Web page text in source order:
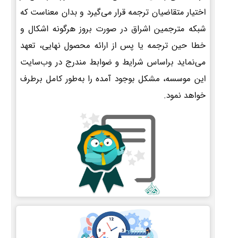
اختیار متقاضیان ترجمه قرار می‌گیرد و بدان معناست که
شبکه مترجمین اشراق در صورت بروز هرگونه اشکال و
خطا حین ترجمه یا پس از ارائه محصول نهایی، تعهد
می‌نماید براساس شرایط و ضوابط مندرج در وب‌سایت
این موسسه، مشکل بوجود آمده را به‌طور کامل برطرف
خواهد نمود.